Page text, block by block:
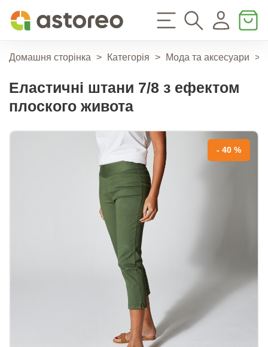
Домашня сторінка > Категорія > Мода та аксесуари >
Еластичні штани 7/8 з ефектом
плоского живота
- 40 %